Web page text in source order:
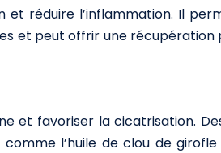
réduire l’inflammation. Il
et peut offrir une
et favoriser la cicatrisation.
l’huile de clou de